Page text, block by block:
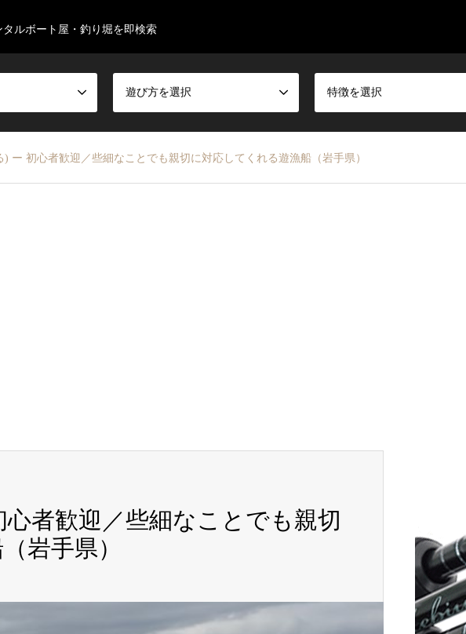
ルボート屋・釣り堀を即検索
遊び方を選択 特徴を選択
ー 初心者歓迎／些細なことでも親切に対応してくれる遊漁船（岩手県）
者歓迎／些細なことでも親切
岩手県）